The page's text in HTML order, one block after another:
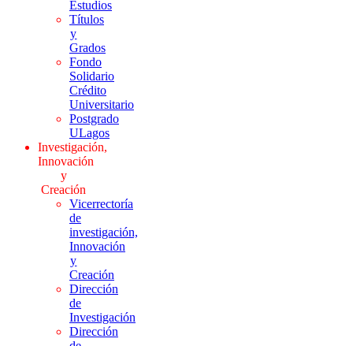
Estudios
Títulos
y
Grados
Fondo
Solidario
Crédito
Universitario
Postgrado
ULagos
Investigación,
Innovación
y
Creación
Vicerrectoría
de
investigación,
Innovación
y
Creación
Dirección
de
Investigación
Dirección